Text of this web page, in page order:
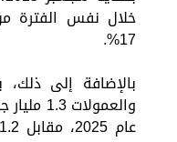
17%.
بالإضافة إلى